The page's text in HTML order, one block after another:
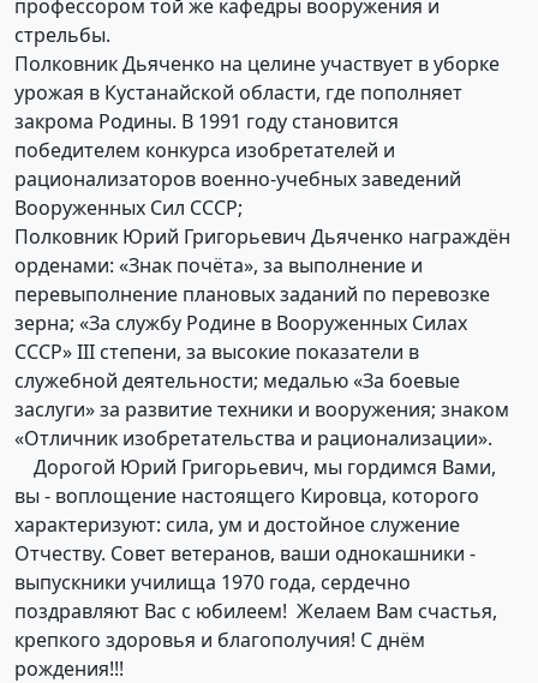
профессором той же кафедры вооружения и
стрельбы.
Полковник Дьяченко на целине участвует в уборке
урожая в Кустанайской области, где пополняет
закрома Родины. В 1991 году становится
победителем конкурса изобретателей и
рационализаторов военно-учебных заведений
Вооруженных Сил СССР;
Полковник Юрий Григорьевич Дьяченко награждён
орденами: «Знак почёта», за выполнение и
перевыполнение плановых заданий по перевозке
зерна; «За службу Родине в Вооруженных Силах
СССР» III степени, за высокие показатели в
служебной деятельности; медалью «За боевые
заслуги» за развитие техники и вооружения; знаком
«Отличник изобретательства и рационализации».
Дорогой Юрий Григорьевич, мы гордимся Вами,
вы - воплощение настоящего Кировца, которого
характеризуют: сила, ум и достойное служение
Отчеству. Совет ветеранов, ваши однокашники -
выпускники училища 1970 года, сердечно
поздравляют Вас с юбилеем! Желаем Вам счастья,
крепкого здоровья и благополучия! С днём
рождения!!!